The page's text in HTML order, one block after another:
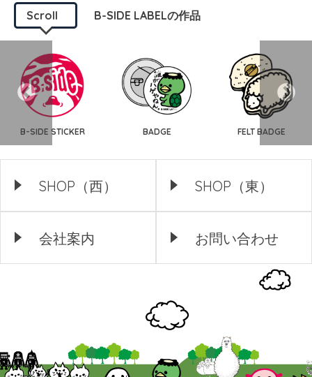
Scroll B-SIDE LABELの作品
B-SIDE STICKER BADGE FELT BADGE
SHOP（西） SHOP（東）
会社案内 お問い合わせ